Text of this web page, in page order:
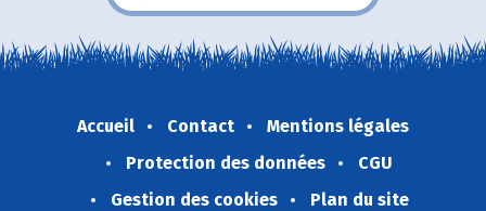
Accueil Contact
Mentions légales
Protection des données
CGU
Gestion des cookies
Plan du site